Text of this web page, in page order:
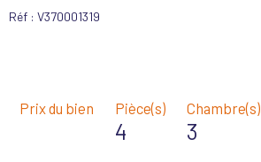
Réf : V370001319
Prix du bien Pièce(s)
4
Chambre(s)
3